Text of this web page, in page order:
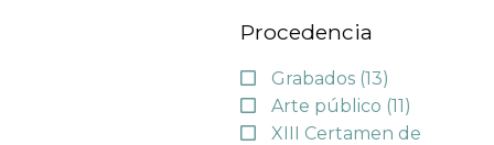
Procedencia
Grabados (13)
Arte público (11)
XIII Certamen de